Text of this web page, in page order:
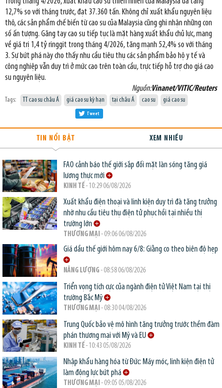
12,7% so với tháng trước, đạt 37.360 tấn. Không chỉ xuất khẩu nguyên liệu
thô, các sản phẩm chế biến từ cao su của Malaysia cũng ghi nhận những con
số ấn tượng. Găng tay cao su tiếp tục là mặt hàng xuất khẩu chủ lực, mang
về giá trị 1,4 tỷ ringgit trong tháng 4/2026, tăng mạnh 52,4% so với tháng
3. Sự bứt phá này cho thấy nhu cầu tiêu thụ các sản phẩm bảo hộ y tế và
công nghiệp vẫn duy trì ở mức cao trên toàn cầu, trực tiếp hỗ trợ cho giá cao
su nguyên liệu.
Nguồn:Vinanet/VITIC/Reuters
Tags: TT cao su châu Á giá cao su kỳ hạn tại châu Á cao su giá cao su
Tweet
TIN NỔI BẬT XEM NHIỀU
FAO cảnh báo thế giới sắp đối mặt làn sóng tăng giá
lương thực mới
KINH TẾ- 10:29 06/08/2026
Xuất khẩu điện thoại và linh kiện duy trì đà tăng trưởng
nhờ nhu cầu tiêu thụ điện tử phục hồi tại nhiều thị
trường lớn
THƯƠNG MẠI - 09:06 06/08/2026
Giá dầu thế giới hôm nay 6/8: Giằng co theo biên độ hẹp
NĂNG LƯỢNG - 08:58 06/08/2026
Triển vọng tích cực của ngành điện tử Việt Nam tại thị
trường Bắc Mỹ
THƯƠNG MẠI - 08:30 04/08/2026
Trung Quốc bảo vệ mô hình tăng trưởng trước thềm đàm
phán thương mại với Mỹ và EU
KINH TẾ- 10:43 05/08/2026
Nhập khẩu hàng hóa từ Đức: Máy móc, linh kiện điện tử
làm động lực bứt phá
THƯƠNG MẠI - 09:05 05/08/2026